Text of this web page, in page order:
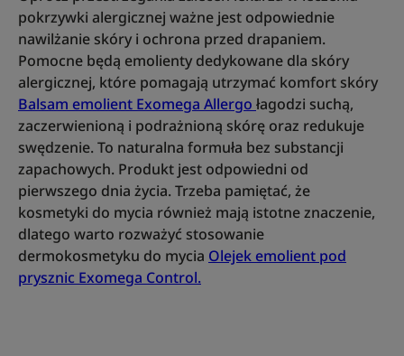
pokrzywki alergicznej ważne jest odpowiednie
nawilżanie skóry i ochrona przed drapaniem.
Pomocne będą emolienty dedykowane dla skóry
alergicznej, które pomagają utrzymać komfort skóry
Balsam emolient Exomega Allergo łagodzi suchą,
zaczerwienioną i podrażnioną skórę oraz redukuje
swędzenie. To naturalna formuła bez substancji
zapachowych. Produkt jest odpowiedni od
pierwszego dnia życia. Trzeba pamiętać, że
kosmetyki do mycia również mają istotne znaczenie,
dlatego warto rozważyć stosowanie
dermokosmetyku do mycia Olejek emolient pod
prysznic Exomega Control.